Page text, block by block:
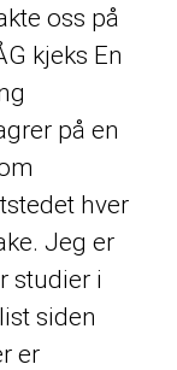
oss på
kjeks En
på en
hver
Jeg er
studier i
siden
er